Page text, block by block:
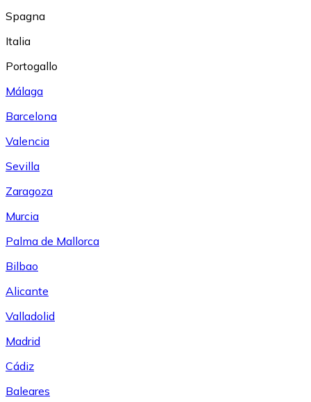
Spagna
Italia
Portogallo
Málaga
Barcelona
Valencia
Sevilla
Zaragoza
Murcia
Palma de Mallorca
Bilbao
Alicante
Valladolid
Madrid
Cádiz
Baleares